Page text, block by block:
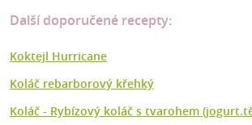
Další doporučené recepty:
Koktejl Hurricane
Koláč rebarborový křehký
Koláč - Rybízový koláč s tvarohem